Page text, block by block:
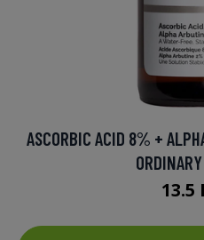
ASCORBIC ACID 8% +
13.5